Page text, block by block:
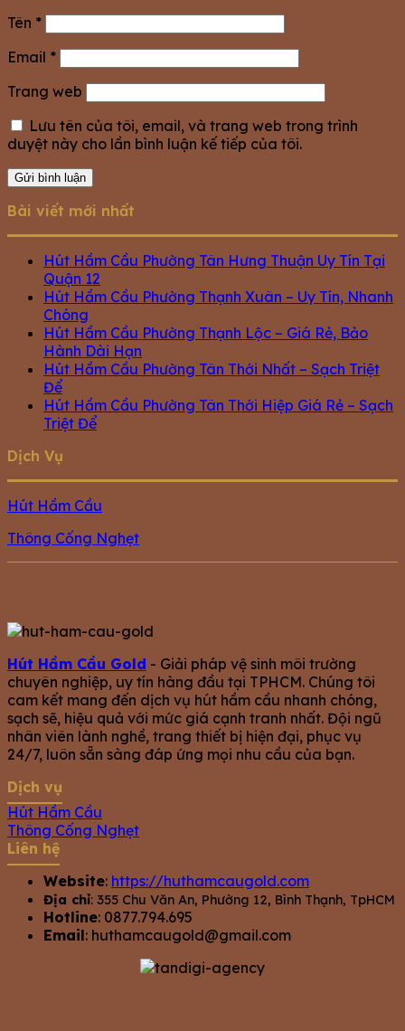
Tên *
Email *
Trang web
Lưu tên của tôi, email, và trang web trong trình
duyệt này cho lần bình luận kế tiếp của tôi.
Bài viết mới nhất
Hút Hầm Cầu Phường Tân Hưng Thuận Uy Tín Tại
Quận 12
Hút Hầm Cầu Phường Thạnh Xuân – Uy Tín, Nhanh
Chóng
Hút Hầm Cầu Phường Thạnh Lộc – Giá Rẻ, Bảo
Hành Dài Hạn
Hút Hầm Cầu Phường Tân Thới Nhất – Sạch Triệt
Để
Hút Hầm Cầu Phường Tân Thới Hiệp Giá Rẻ – Sạch
Triệt Để
Dịch Vụ
Hút Hầm Cầu
Thông Cống Nghẹt
Hút Hầm Cầu Gold - Giải pháp vệ sinh môi trường
chuyên nghiệp, uy tín hàng đầu tại TPHCM. Chúng tôi
cam kết mang đến dịch vụ hút hầm cầu nhanh chóng,
sạch sẽ, hiệu quả với mức giá cạnh tranh nhất. Đội ngũ
nhân viên lành nghề, trang thiết bị hiện đại, phục vụ
24/7, luôn sẵn sàng đáp ứng mọi nhu cầu của bạn.
Dịch vụ
Hút Hầm Cầu
Thông Cống Nghẹt
Liên hệ
Website: https://huthamcaugold.com
Địa chỉ: 355 Chu Văn An, Phường 12, Bình Thạnh, TpHCM
Hotline: 0877.794.695
Email: huthamcaugold@gmail.com